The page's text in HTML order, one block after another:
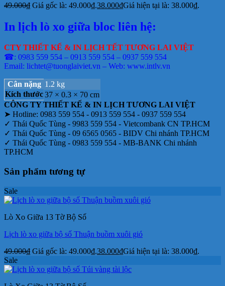
49.000₫ Giá gốc là: 49.000₫.38.000₫Giá hiện tại là: 38.000₫.
In lịch lò xo giữa bloc liên hệ:
CTY THIẾT KẾ & IN LỊCH TẾT TƯƠNG LAI VIỆT
☎: 0983 559 554 – 0913 559 554 – 0937 559 554
Email: lichtet@tuonglaiviet.vn – Web: www.intlv.vn
Cân nặng 1.2 kg
Kích thước37 × 0.3 × 70 cm
CÔNG TY THIẾT KẾ & IN LỊCH TƯƠNG LAI VIỆT
➤ Hotline: 0983 559 554 - 0913 559 554 - 0937 559 554
✓ Thái Quốc Tùng - 9983 559 554 - Vietcombank CN TP.HCM
✓ Thái Quốc Tùng - 09 6565 0565 - BIDV Chi nhánh TP.HCM
✓ Thái Quốc Tùng - 0983 559 554 - MB-BANK Chi nhánh
TP.HCM
Sản phẩm tương tự
Sale
Lò Xo Giữa 13 Tờ Bộ Số
Lịch lò xo giữa bộ số Thuận buồm xuôi gió
49.000₫ Giá gốc là: 49.000₫.38.000₫Giá hiện tại là: 38.000₫.
Sale